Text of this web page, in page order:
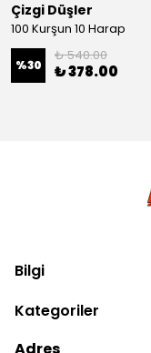
Çizgi Düşler
100 Kurşun 10 Harap
%30
₺ 540.00
₺ 378.00
Bilgi
Kategoriler